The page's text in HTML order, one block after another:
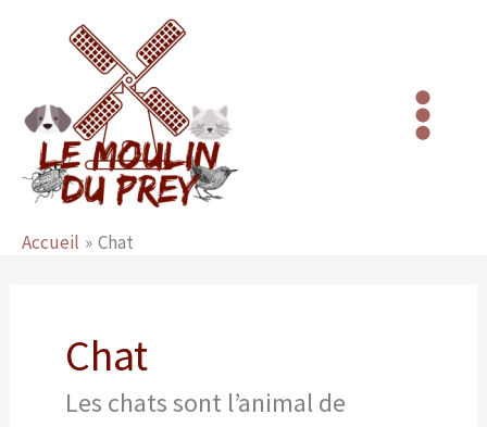
Accueil Chat
Chat
Les chats sont l’animal de